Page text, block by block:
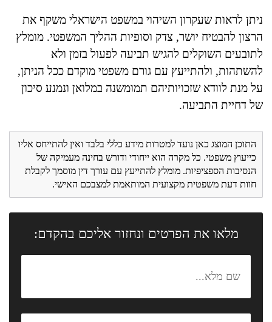
ניתן לראות שעקרון השיהוי במשפט הישראלי משקף את
הרצון להבטיח יושר, צדק וסופיות ההליך המשפטי. מומלץ
לתובעים השוקלים להגיש תביעה לפעול בזמן ולא
להשתהות, ולהתייעץ עם גורם משפטי מוקדם ככל הניתן,
על מנת לוודא שזכויותיהם תמומשנה במלואן ונמנע סיכון
של דחיית התביעה.
התוכן המוצג כאן נועד למטרות מידע כללי בלבד ואין להתייחס אליו
כייעוץ משפטי. כל מקרה הוא ייחודי ודורש בחינה מעמיקה של
הנסיבות הספציפיות. מומלץ להתייעץ עם עורך דין מוסמך לקבלת
חוות דעת משפטית מקצועית המותאמת למצבכם האישי.
מלאו את הפרטים ונחזור אליכם בהקדם: